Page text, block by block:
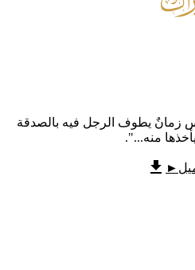
زمانٌ يطوف الرجل فيه بالصدقة
منه...".
►